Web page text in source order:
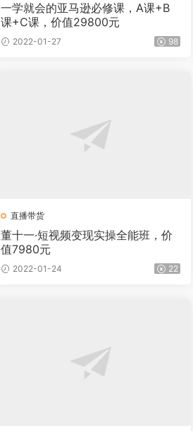
一学就会的亚马逊必修课，A课+B
课+C课，价值29800元
2022-01-27 98
直播带货
董十一·短视频变现实操全能班，价
值7980元
2022-01-24 22